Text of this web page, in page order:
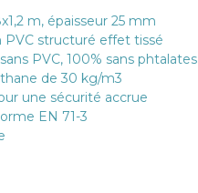
m, épaisseur 25 mm
structuré effet tissé
PVC, 100% sans phtalates
de 30 kg/m3
une sécurité accrue
EN 71-3